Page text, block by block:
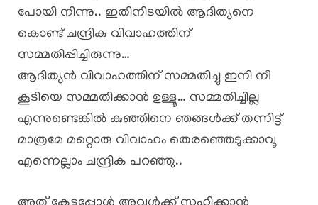
പോയി നിന്നു.. ഇതിനിടയിൽ ആദിത്യനെ
കൊണ്ട് ചന്ദ്രിക വിവാഹത്തിന്
സമ്മതിപ്പിച്ചിരുന്നു…
ആദിത്യൻ വിവാഹത്തിന് സമ്മതിച്ചു ഇനി നീ
കൂടിയെ സമ്മതിക്കാൻ ഉള്ളൂ… സമ്മതിച്ചില്ല
എന്നുണ്ടെങ്കിൽ കുഞ്ഞിനെ ഞങ്ങൾക്ക് തന്നിട്ട്
മാത്രമേ മറ്റൊരു വിവാഹം തെരഞ്ഞെടുക്കാവൂ
എന്നെല്ലാം ചന്ദ്രിക പറഞ്ഞു..